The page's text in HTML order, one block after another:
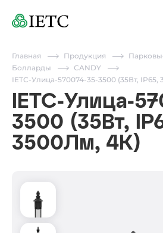
Главная Продукция
Болларды
CANDY
IETC-Улица-570074-35-3500 (35Вт, IP65,
IETC-Улица-
3500 (35Вт,
3500Лм, 4К)